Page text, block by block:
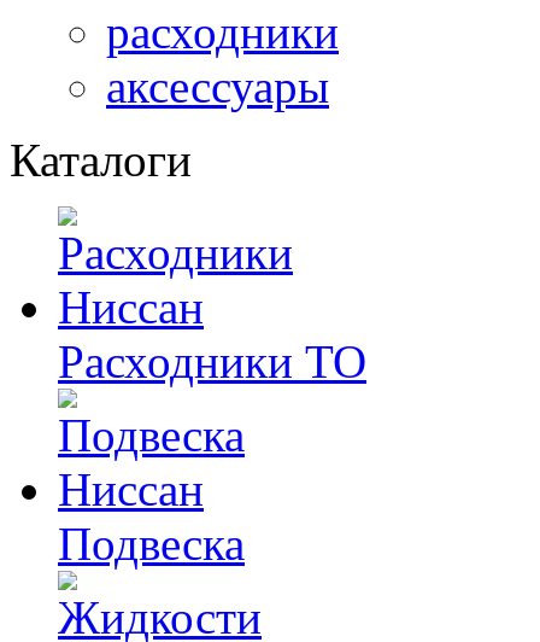
расходники
аксессуары
Каталоги
Расходники ТО
Подвеска